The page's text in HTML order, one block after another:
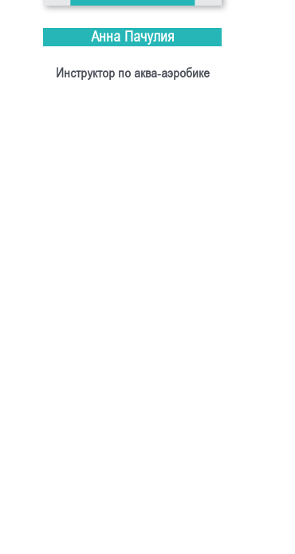
Анна Пачулия
Инструктор по аква-аэробике